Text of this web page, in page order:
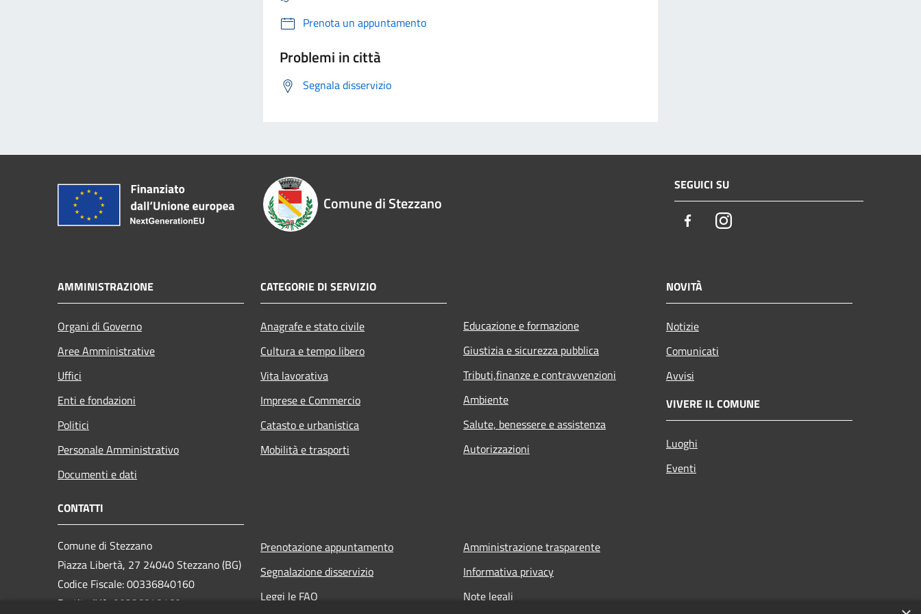
Prenota un appuntamento
Problemi in città
Segnala disservizio
Comune di Stezzano
SEGUICI SU
FacebookInstagram
AMMINISTRAZIONE
Organi di Governo
Aree Amministrative
Uffici
Enti e fondazioni
Politici
Personale Amministrativo
Documenti e dati
CATEGORIE DI SERVIZIO
Anagrafe e stato civile
Cultura e tempo libero
Vita lavorativa
Imprese e Commercio
Catasto e urbanistica
Mobilità e trasporti
Educazione e formazione
Giustizia e sicurezza pubblica
Tributi,finanze e contravvenzioni
Ambiente
Salute, benessere e assistenza
Autorizzazioni
NOVITÀ
Notizie
Comunicati
Avvisi
VIVERE IL COMUNE
Luoghi
Eventi
CONTATTI
Comune di Stezzano
Piazza Libertà, 27 24040 Stezzano (BG)
Codice Fiscale: 00336840160
Partita IVA: 00336840160
Prenotazione appuntamento
Segnalazione disservizio
Leggi le FAQ
Amministrazione trasparente
Informativa privacy
Note legali